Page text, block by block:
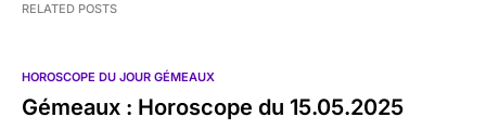
RELATED POSTS
HOROSCOPE DU JOUR GÉMEAUX
Gémeaux : Horoscope du 15.05.2025